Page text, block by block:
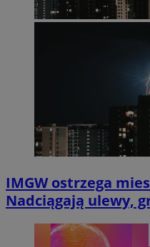
IMGW ostrzega
Nadciągają ulewy,